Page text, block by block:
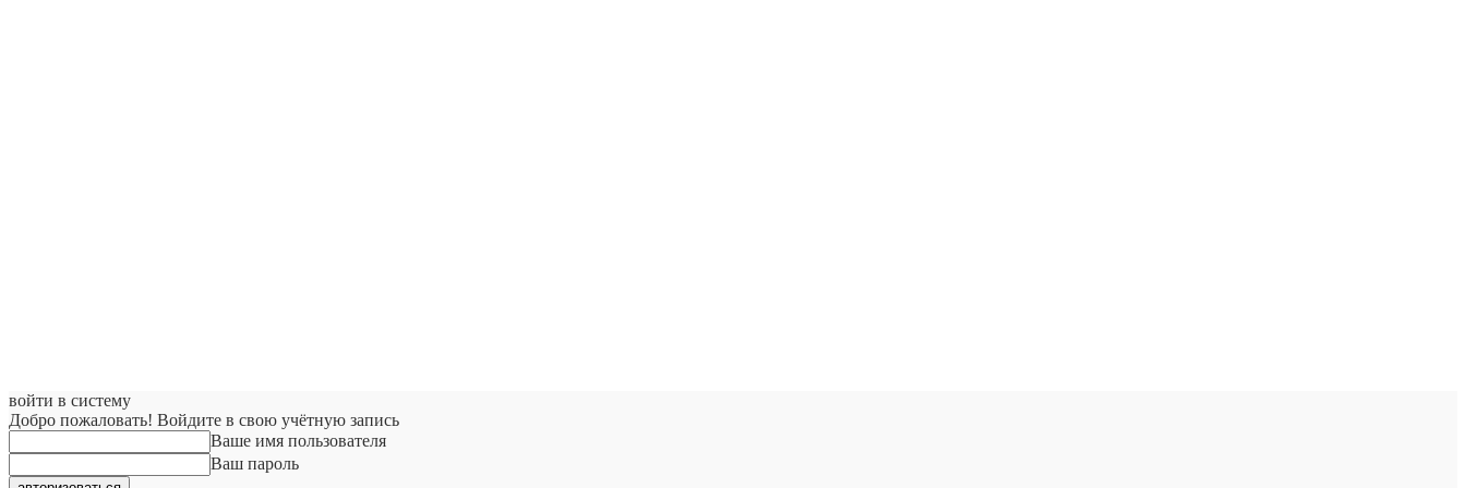
войти в систему
Добро пожаловать! Войдите в свою учётную запись
Ваше имя пользователя
Ваш пароль